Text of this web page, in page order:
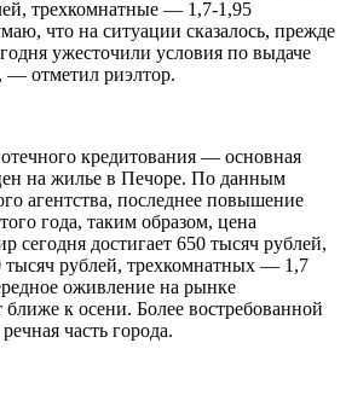
трехкомнатные — 1,7-1,95
что на ситуации сказалось, прежде
ужесточили условия по выдаче
отметил риэлтор.
кредитования — основная
на жилье в Печоре. По данным
агентства, последнее повышение
года, таким образом, цена
сегодня достигает 650 тысяч рублей,
рублей, трехкомнатных — 1,7
оживление на рынке
к осени. Более востребованной
часть города.